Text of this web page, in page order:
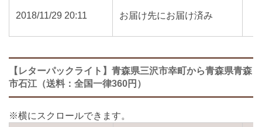
2018/11/29 20:11 お届け先にお届け済み
【レターパックライト】青森県三沢市幸町から青森県青森
市石江（送料：全国一律360円）